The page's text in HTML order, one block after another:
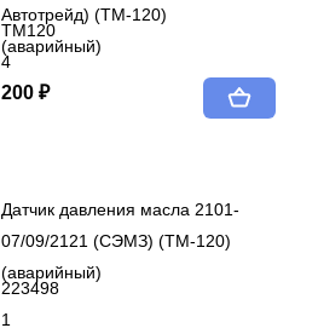
Автотрейд) (ТМ-120)
(аварийный)
ТМ120
4
200 ₽
Датчик давления масла 2101-
07/09/2121 (СЭМЗ) (ТМ-120)
(аварийный)
223498
1